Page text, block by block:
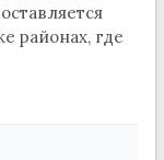
районах, где